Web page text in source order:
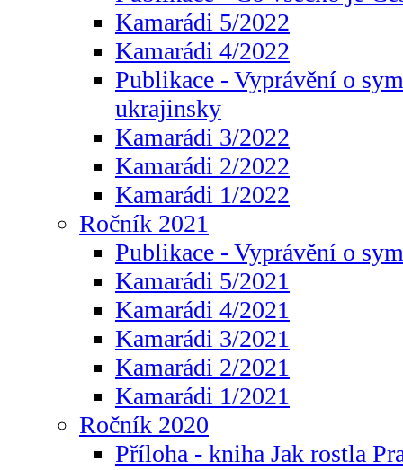
Kamarádi 5/2022
Kamarádi 4/2022
Publikace - Vyprávění o
ukrajinsky
Kamarádi 3/2022
Kamarádi 2/2022
Kamarádi 1/2022
Ročník 2021
Publikace - Vyprávění o
Kamarádi 5/2021
Kamarádi 4/2021
Kamarádi 3/2021
Kamarádi 2/2021
Kamarádi 1/2021
Ročník 2020
Příloha - kniha Jak rostla